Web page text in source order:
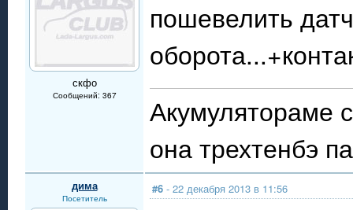
скфо
Сообщений: 367
пошевелить
Акумулятораме
она трехтенбэ
дима
Посетитель
#6 - 22 декабря 2013 в 11:56